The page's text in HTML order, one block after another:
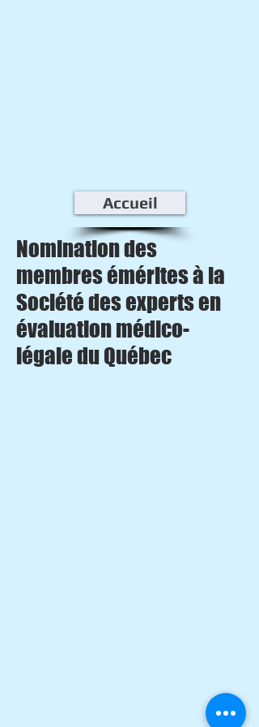
Accueil
Nomination des
membres émérites à la
Société des experts en
évaluation médico-
légale du Québec